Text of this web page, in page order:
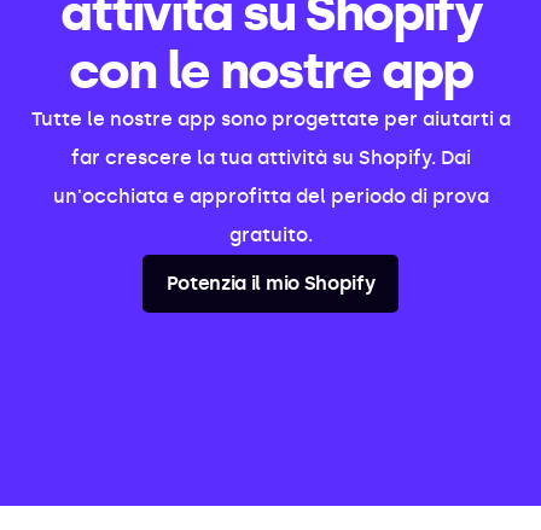
attività su Shopify
con le nostre app
Tutte le nostre app sono progettate per aiutarti a
far crescere la tua attività su Shopify. Dai
un'occhiata e approfitta del periodo di prova
gratuito.
Potenzia il mio Shopify